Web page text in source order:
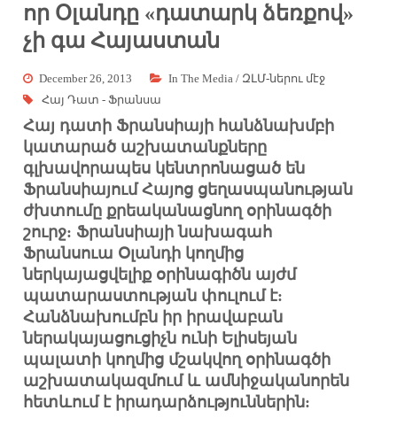
որ Օլանդը «դատարկ ձեռքով»
չի գա Հայաստան
December 26, 2013
In The Media / ԶԼՄ-ներու մէջ
Հայ Դատ - Ֆրանսա
Հայ դատի Ֆրանսիայի հանձնախմբի
կատարած աշխատանքները
գլխավորապես կենտրոնացած են
Ֆրանսիայում Հայոց ցեղասպանության
ժխտումը քրեականացնող օրինագծի
շուրջ: Ֆրանսիայի նախագահ
Ֆրանսուա Օլանդի կողմից
ներկայացվելիք օրինագիծն այժմ
պատարաստության փուլում է:
Հանձնախումբն իր իրավաբան
ներակայացուցիչն ունի Ելիսեյան
պալատի կողմից մշակվող օրինագծի
աշխատակազմում և ամնիջականորեն
հետևում է իրադարձություններին: